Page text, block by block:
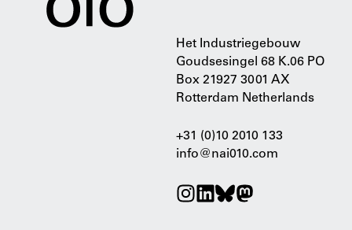
Het Industriegebouw
Goudsesingel 68 K.06 PO
Box 21927 3001 AX
Rotterdam Netherlands
+31 (0)10 2010 133
info@nai010.com